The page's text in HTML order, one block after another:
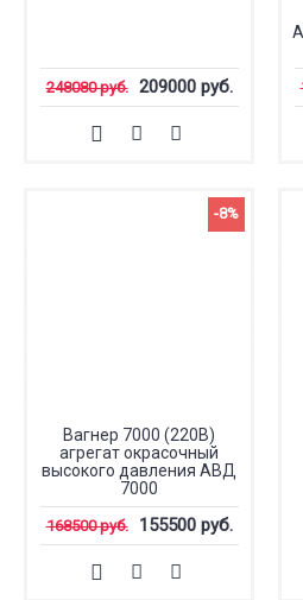
248080 руб. 209000 руб.
-8%
Вагнер 7000 (220В)
агрегат окрасочный
высокого давления АВД
7000
168500 руб. 155500 руб.